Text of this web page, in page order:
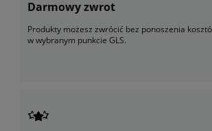
Darmowy zwrot
Produkty możesz zwrócić bez ponoszenia
w wybranym punkcie GLS.